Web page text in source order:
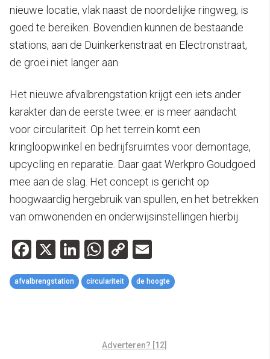
nieuwe locatie, vlak naast de noordelijke ringweg, is
goed te bereiken. Bovendien kunnen de bestaande
stations, aan de Duinkerkenstraat en Electronstraat,
de groei niet langer aan.
Het nieuwe afvalbrengstation krijgt een iets ander
karakter dan de eerste twee: er is meer aandacht
voor circulariteit. Op het terrein komt een
kringloopwinkel en bedrijfsruimtes voor demontage,
upcycling en reparatie. Daar gaat Werkpro Goudgoed
mee aan de slag. Het concept is gericht op
hoogwaardig hergebruik van spullen, en het betrekken
van omwonenden en onderwijsinstellingen hierbij.
Facebook
X LinkedIn
WhatsApp
Copy
Link
afvalbrengstation circulariteit de hoogte
Adverteren? [12]